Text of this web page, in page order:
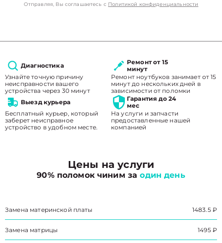
Отправляя, Вы соглашаетесь с Политикой конфиденциальности
Диагностика
Узнайте точную причину
неисправности вашего
устройства через 30 минут
Ремонт от 15
минут
Ремонт ноутбуков занимает от 15
минут до нескольких дней в
зависимости от поломки
Выезд курьера
Бесплатный курьер, который
заберет неисправное
устройство в удобном месте.
Гарантия до 24
мес
На услуги и запчасти
предоставленные нашей
компанией
Цены на услуги
90% поломок чиним заодин день
Замена материнской платы 1483.5 ₽
Замена матрицы 1495 ₽